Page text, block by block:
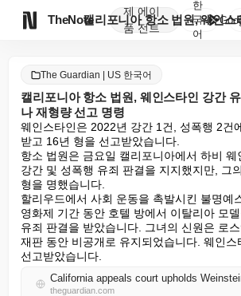
TheNote
제
품
에이
전트
한
국
어
The Guardian | US 한국어
캘리포니아 항소 법원, 웨인스타인 강간
나 재형량 선고 명령
웨인스타인은 2022년 강간 1건, 성폭행 2건
받고 16년 형을 선고받았습니다.
항소 법원은 금요일 캘리포니아에서 하비 웨
강간 및 성폭행 유죄 판결을 지지했지만, 그
형을 명했습니다.
할리우드에서 사회 운동을 촉발시킨 불명예
영화제 기간 동안 호텔 방에서 이탈리아 모
유죄 판결을 받았습니다. 그녀의 신원은 로
재판 동안 비공개로 유지되었습니다. 웨인스
선고받았습니다.
theguardian.com